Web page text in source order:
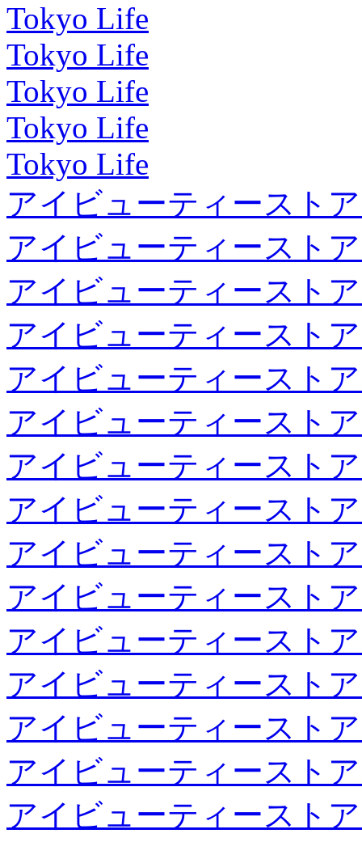
Tokyo Life
Tokyo Life
Tokyo Life
Tokyo Life
Tokyo Life
アイビューティースト
アイビューティースト
アイビューティースト
アイビューティースト
アイビューティースト
アイビューティースト
アイビューティースト
アイビューティースト
アイビューティースト
アイビューティースト
アイビューティースト
アイビューティースト
アイビューティースト
アイビューティースト
アイビューティースト